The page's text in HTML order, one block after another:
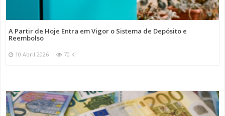
A Partir de Hoje Entra em Vigor o Sistema de Depósito e
Reembolso
10 Abril 2026 70 K